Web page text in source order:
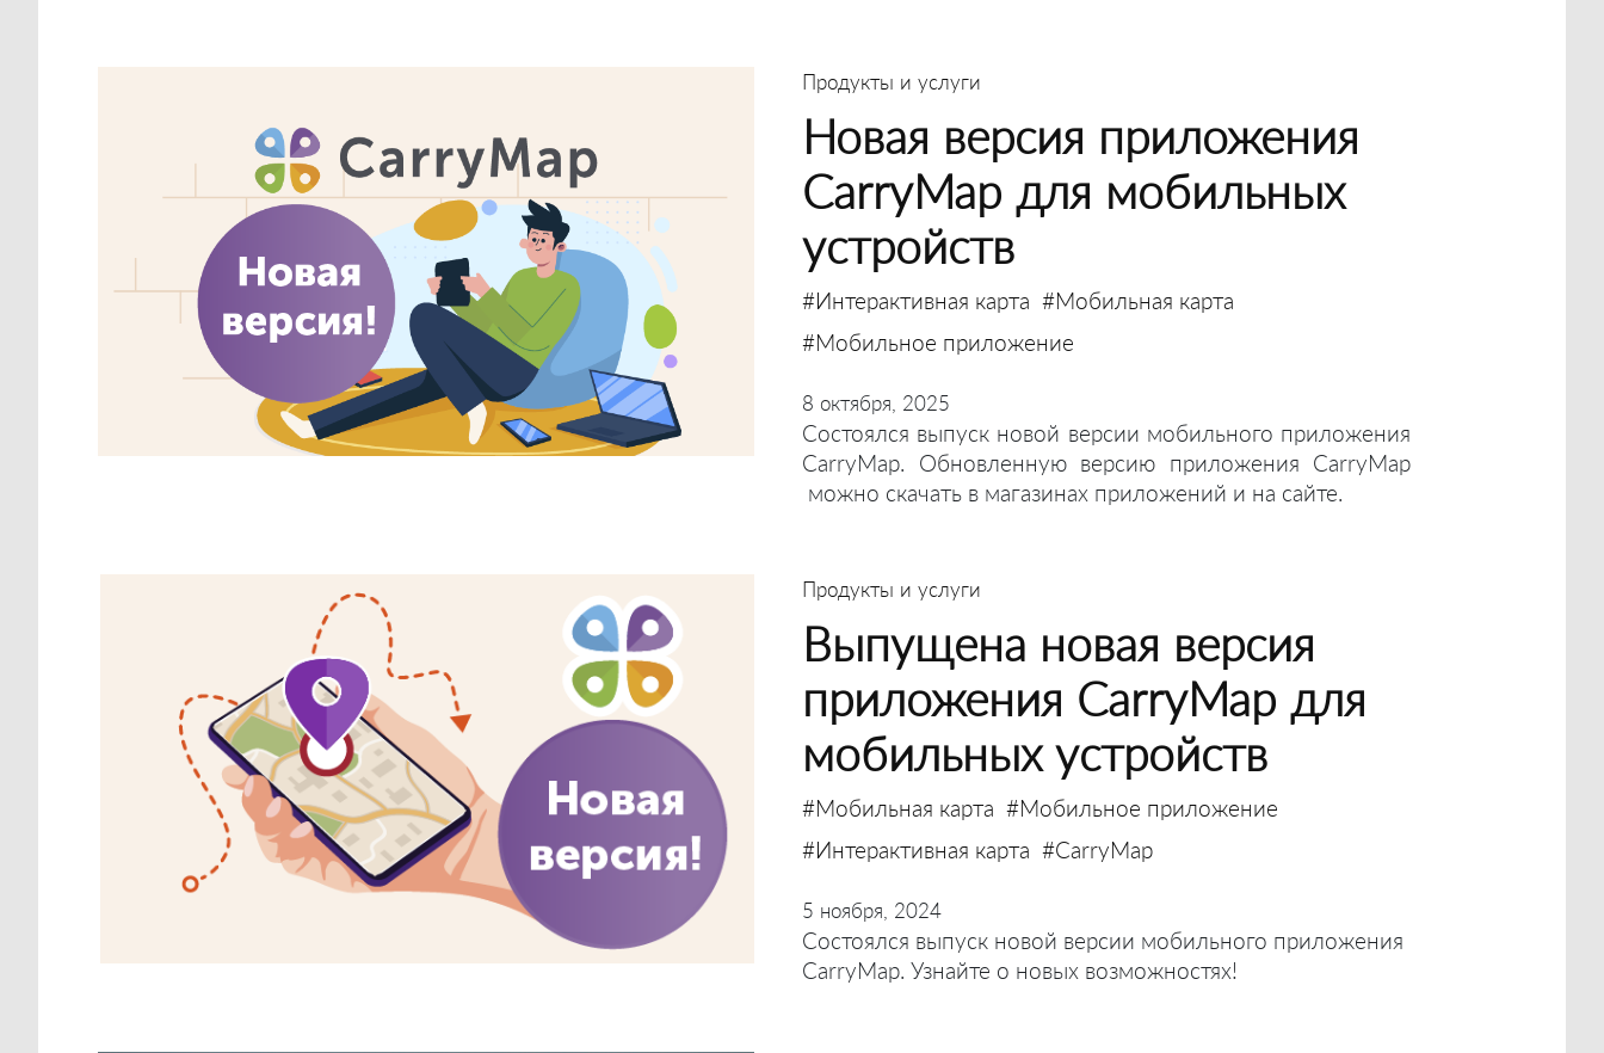
Продукты и услуги
Новая версия приложения
CarryMap для мобильных
устройств
#Интерактивная карта #Мобильная карта
#Мобильное приложение
8 октября, 2025
Состоялся выпуск новой версии мобильного приложения
CarryMap. Обновленную версию приложения CarryMap
можно скачать в магазинах приложений и на сайте.
Продукты и услуги
Выпущена новая версия
приложения CarryMap для
мобильных устройств
#Мобильная карта #Мобильное приложение
#Интерактивная карта #CarryMap
5 ноября, 2024
Состоялся выпуск новой версии мобильного приложения
CarryMap. Узнайте о новых возможностях!